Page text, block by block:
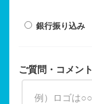
銀行振り込み
ご質問・コメント